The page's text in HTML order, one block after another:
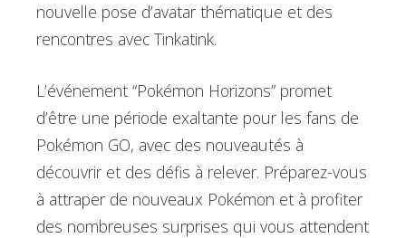
nouvelle pose d’avatar thématique et des
rencontres avec Tinkatink.
L’événement “Pokémon Horizons” promet
d’être une période exaltante pour les fans de
Pokémon GO, avec des nouveautés à
découvrir et des défis à relever. Préparez-vous
à attraper de nouveaux Pokémon et à profiter
des nombreuses surprises qui vous attendent